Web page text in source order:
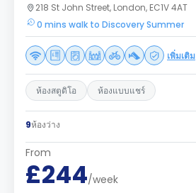
218 St John Street, London, EC1V 4AT
0 mins walk to Discovery Summer
เพิ่มเติม
ห้องสตูดิโอ ห้องแบบแชร์
9ห้องว่าง
From
£244/week